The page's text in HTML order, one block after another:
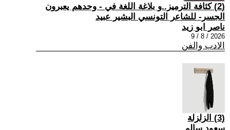
(2) كثافة الترميز..و بلاغة اللغة في - وحدهم يعبرون
الجسر- للشاعر التونسي البشير عبيد
ناصر ابو زيد
2026 / 8 / 9
الادب والفن
(3) الزلزلة